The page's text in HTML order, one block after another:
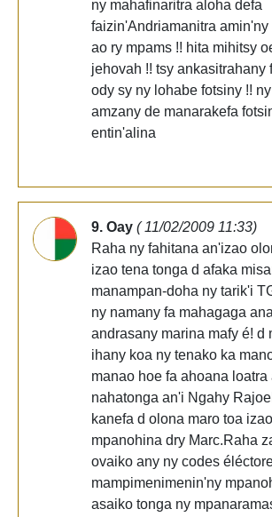
ny mahafinaritra aloha defa
faizin'Andriamanitra
ao ry mpams !! hita mihitsy
jehovah !! tsy ankasitrahany
ody sy ny lohabe fotsiny !!
amzany de manarakefa
entin'alina
9. Oay ( 11/02/2009 11:33)
Raha ny fahitana an'izao
izao tena tonga d afaka
manampan-doha ny tarik'i
ny namany fa mahagaga
andrasany marina mafy é! d
ihany koa ny tenako ka
manao hoe fa ahoana loatra
nahatonga an'i Ngahy
kanefa d olona maro toa
mpanohina dry Marc.Raha
ovaiko any ny codes
mampimenimenin'ny
asaiko tonga ny